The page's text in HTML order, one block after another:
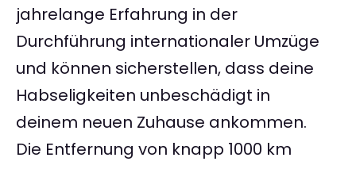
jahrelange Erfahrung in der
Durchführung internationaler Umzüge
und können sicherstellen, dass deine
Habseligkeiten unbeschädigt in
deinem neuen Zuhause ankommen.
Die Entfernung von knapp 1000 km